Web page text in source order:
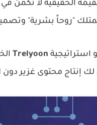
في نتائج البحث. في 2026،
"روحاً بشرية"
استراتيجية Trelyoon
إنتاج محتوى غزير دون